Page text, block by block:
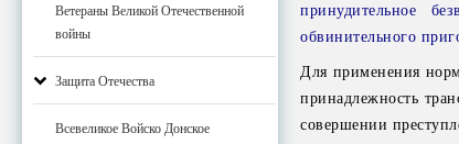
Ветераны Великой Отечественной
войны
Защита Отечества
Всевеликое Войско Донское
принудительное
обвинительного
Для применения
принадлежность
совершении